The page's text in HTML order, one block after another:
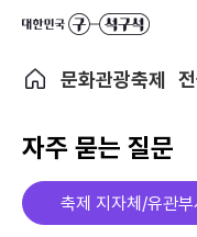
문화관광축제
자주 묻는 질문
축제 지자체/유관부